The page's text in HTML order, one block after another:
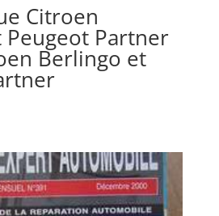
Citroen
Partner
Berlingo et